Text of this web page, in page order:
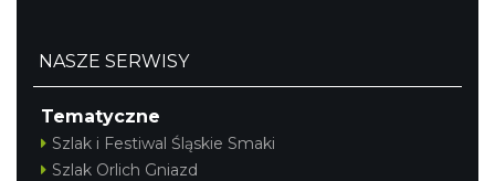
NASZE SERWISY
Tematyczne
Szlak i Festiwal Śląskie Smaki
Szlak Orlich Gniazd